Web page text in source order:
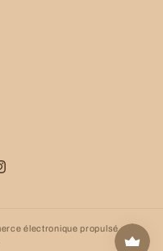
électronique propulsé par